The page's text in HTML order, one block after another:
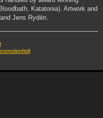
Katatonia). Artwork and
Jens Rydén.